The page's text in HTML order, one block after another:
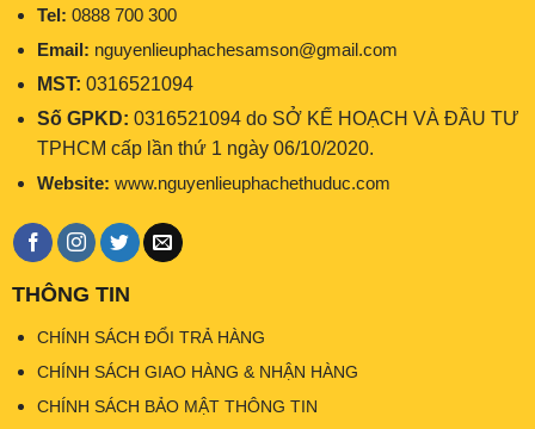
Tel: 0888 700 300
Email: nguyenlieuphachesamson@gmail.com
MST: 0316521094
Số GPKD: 0316521094 do SỞ KẾ HOẠCH VÀ ĐẦU TƯ
TPHCM cấp lần thứ 1 ngày 06/10/2020.
Website: www.nguyenlieuphachethuduc.com
THÔNG TIN
CHÍNH SÁCH ĐỔI TRẢ HÀNG
CHÍNH SÁCH GIAO HÀNG & NHẬN HÀNG
CHÍNH SÁCH BẢO MẬT THÔNG TIN